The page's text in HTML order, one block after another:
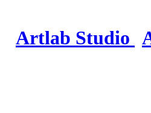
Artlab Studio